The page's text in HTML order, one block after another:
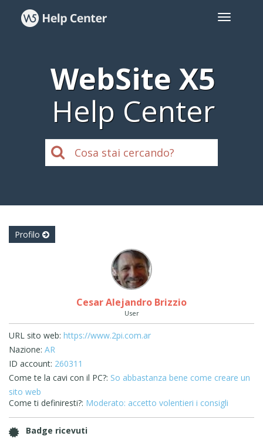
WebSite X5
Help Center
Profilo
Cesar Alejandro Brizzio
User
URL sito web: https://www.2pi.com.ar
Nazione: AR
ID account: 260311
Come te la cavi con il PC?: So abbastanza bene come creare un
sito web
Come ti definiresti?: Moderato: accetto volentieri i consigli
Badge ricevuti